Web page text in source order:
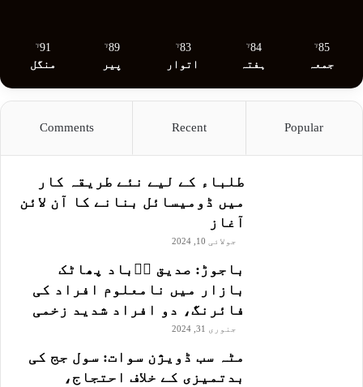
85
℉
جمعہ
84
℉
ہفتہ
83
℉
اتوار
89
℉
پیر
91
℉
منگل
Popular
Recent
Comments
طلباء کے لیے نئے طریقہ کار
میں ڈومیسائل بنانے کا آن لائن
آغاز
جولائی 10, 2024
باجوڑ: صدیق اۤباد پھاٹک
بازار میں نامعلوم افراد کی
فائرنگ، دو افراد شدید زخمی
جنوری 31, 2024
مٹہ سب ڈویژن سوات: سول جج کی
بدتمیزی کے خلاف احتجاج،